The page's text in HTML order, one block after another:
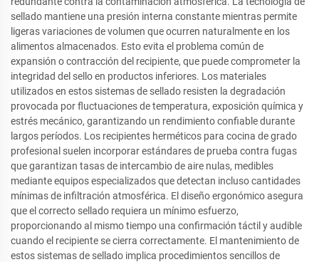
sellado mantiene una presión interna constante mientras permite
ligeras variaciones de volumen que ocurren naturalmente en los
alimentos almacenados. Esto evita el problema común de
expansión o contracción del recipiente, que puede comprometer la
integridad del sello en productos inferiores. Los materiales
utilizados en estos sistemas de sellado resisten la degradación
provocada por fluctuaciones de temperatura, exposición química y
estrés mecánico, garantizando un rendimiento confiable durante
largos períodos. Los recipientes herméticos para cocina de grado
profesional suelen incorporar estándares de prueba contra fugas
que garantizan tasas de intercambio de aire nulas, medibles
mediante equipos especializados que detectan incluso cantidades
mínimas de infiltración atmosférica. El diseño ergonómico asegura
que el correcto sellado requiera un mínimo esfuerzo,
proporcionando al mismo tiempo una confirmación táctil y audible
cuando el recipiente se cierra correctamente. El mantenimiento de
estos sistemas de sellado implica procedimientos sencillos de